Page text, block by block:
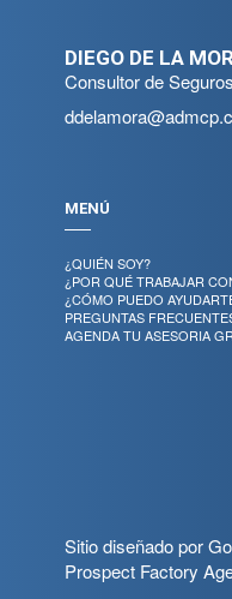
DIEGO DE LA
Consultor de
MENÚ
¿QUIÉN SOY?
¿POR QUÉ TRABAJAR
¿CÓMO PUEDO
PREGUNTAS
AGENDA TU ASESORIA
Sitio diseñado por
Prospect Factory